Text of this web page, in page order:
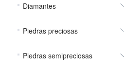
Diamantes
Piedras preciosas
Piedras semipreciosas